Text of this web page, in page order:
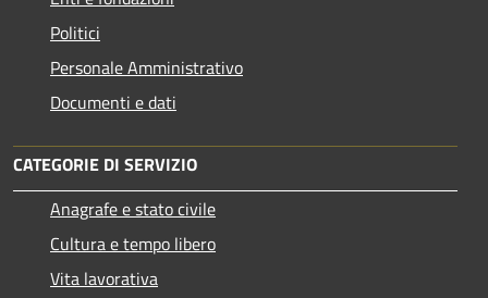
Politici
Personale Amministrativo
Documenti e dati
CATEGORIE DI SERVIZIO
Anagrafe e stato civile
Cultura e tempo libero
Vita lavorativa